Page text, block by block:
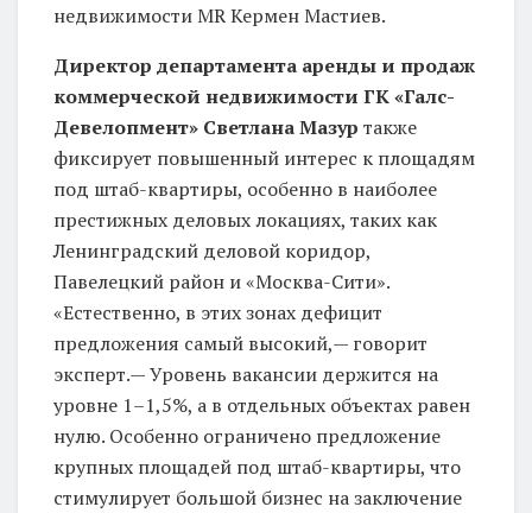
недвижимости MR Кермен Мастиев.
Директор департамента аренды и продаж
коммерческой недвижимости ГК «Галс-
Девелопмент» Светлана Мазур также
фиксирует повышенный интерес к площадям
под штаб-квартиры, особенно в наиболее
престижных деловых локациях, таких как
Ленинградский деловой коридор,
Павелецкий район и «Москва-Сити».
«Естественно, в этих зонах дефицит
предложения самый высокий,— говорит
эксперт.— Уровень вакансии держится на
уровне 1–1,5%, а в отдельных объектах равен
нулю. Особенно ограничено предложение
крупных площадей под штаб-квартиры, что
стимулирует большой бизнес на заключение